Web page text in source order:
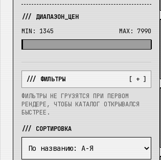
/// ДИАПАЗОН_ЦЕН
MIN: 1345 MAX: 7990
/// ФИЛЬТРЫ [ + ]
ФИЛЬТРЫ НЕ ГРУЗЯТСЯ ПРИ ПЕРВОМ
РЕНДЕРЕ, ЧТОБЫ КАТАЛОГ ОТКРЫВАЛСЯ
БЫСТРЕЕ.
/// СОРТИРОВКА